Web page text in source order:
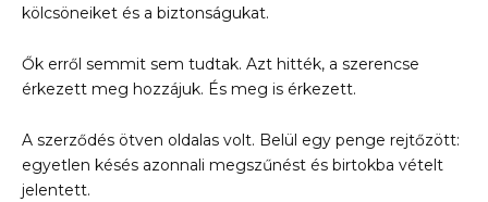
kölcsöneiket és a biztonságukat.
Ők erről semmit sem tudtak. Azt hitték, a szerencse
érkezett meg hozzájuk. És meg is érkezett.
A szerződés ötven oldalas volt. Belül egy penge rejtőzött:
egyetlen késés azonnali megszűnést és birtokba vételt
jelentett.